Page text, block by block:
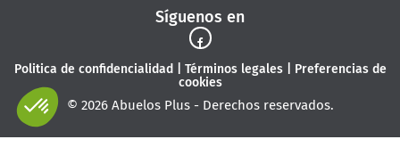
Síguenos en
Politica de confidencialidad Términos legales| Preferencias de
cookies
© 2026 Abuelos Plus - Derechos reservados.